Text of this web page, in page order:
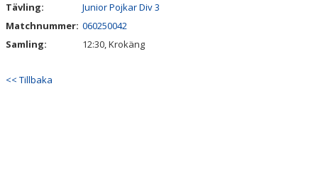
Tävling:
Junior Pojkar Div 3
Matchnummer: 060250042
Samling:
12:30, Krokäng
<< Tillbaka